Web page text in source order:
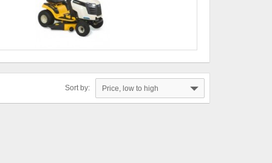
Sort by: Price, low to high